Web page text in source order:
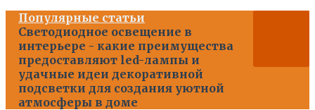
Популярные статьи
Светодиодное освещение в
интерьере - какие преимущества
предоставляют led-лампы и
удачные идеи декоративной
подсветки для создания уютной
атмосферы в доме